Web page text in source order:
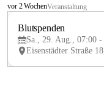
B
e
vor 2 WochenVeranstaltung
Blutspenden
Sa., 29. Aug., 07:00 -